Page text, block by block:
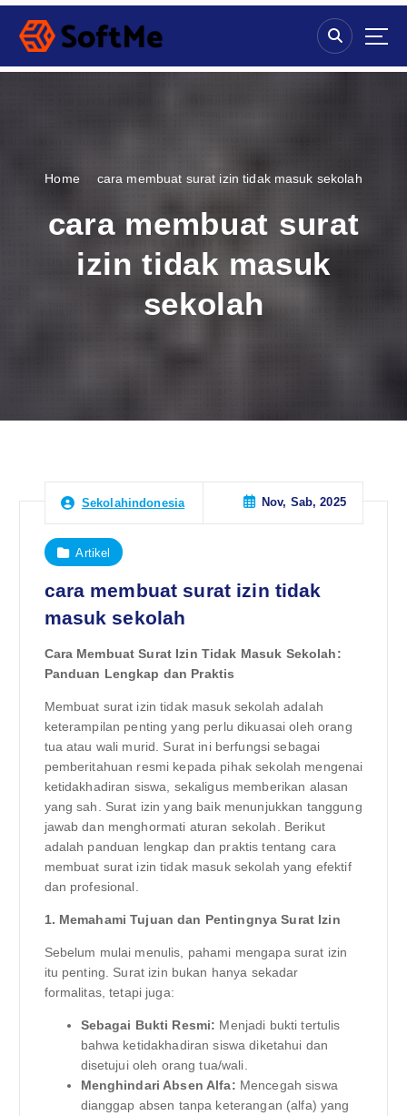
S
p
Home cara membuat surat izin tidak masuk sekolah
cara membuat surat
izin tidak masuk
sekolah
Sekolahindonesia Nov, Sab, 2025
Artikel
cara membuat surat izin tidak
masuk sekolah
Cara Membuat Surat Izin Tidak Masuk Sekolah:
Panduan Lengkap dan Praktis
Membuat surat izin tidak masuk sekolah adalah
keterampilan penting yang perlu dikuasai oleh orang
tua atau wali murid. Surat ini berfungsi sebagai
pemberitahuan resmi kepada pihak sekolah mengenai
ketidakhadiran siswa, sekaligus memberikan alasan
yang sah. Surat izin yang baik menunjukkan tanggung
jawab dan menghormati aturan sekolah. Berikut
adalah panduan lengkap dan praktis tentang cara
membuat surat izin tidak masuk sekolah yang efektif
dan profesional.
1. Memahami Tujuan dan Pentingnya Surat Izin
Sebelum mulai menulis, pahami mengapa surat izin
itu penting. Surat izin bukan hanya sekadar
formalitas, tetapi juga:
Sebagai Bukti Resmi: Menjadi bukti tertulis
bahwa ketidakhadiran siswa diketahui dan
disetujui oleh orang tua/wali.
Menghindari Absen Alfa: Mencegah siswa
dianggap absen tanpa keterangan (alfa) yang